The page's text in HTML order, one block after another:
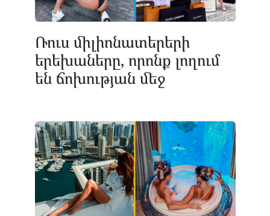
Ռուս միլիոնատերերի
երեխաները, որոնք լողում
են ճոխության մեջ